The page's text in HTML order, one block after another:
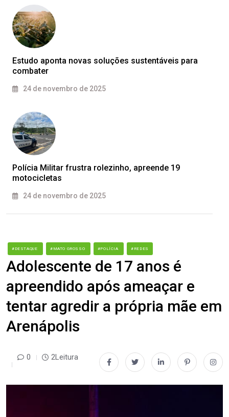
Estudo aponta novas soluções sustentáveis para
combater
24 de novembro de 2025
Polícia Militar frustra rolezinho, apreende 19
motocicletas
24 de novembro de 2025
#DESTAQUE #MATO GROSSO #POLÍCIA #REDES
Adolescente de 17 anos é
apreendido após ameaçar e
tentar agredir a própria mãe em
Arenápolis
0 2Leitura